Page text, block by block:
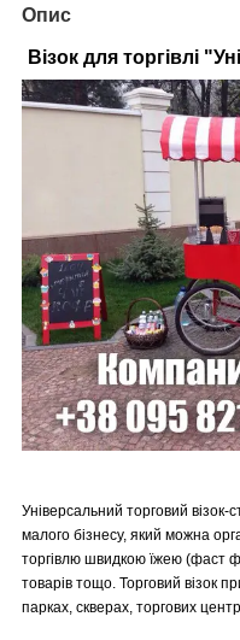
Опис
Візок для торгівлі
Універсальний торговий візок-
малого бізнесу, який можна
торгівлю швидкою їжею (фаст
товарів тощо. Торговий візок
парках, скверах, торгових